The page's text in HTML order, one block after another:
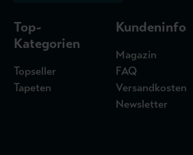
Top-
Kategorien
Topseller
Tapeten
Kundeninfo
Magazin
FAQ
Versandkosten
Newsletter